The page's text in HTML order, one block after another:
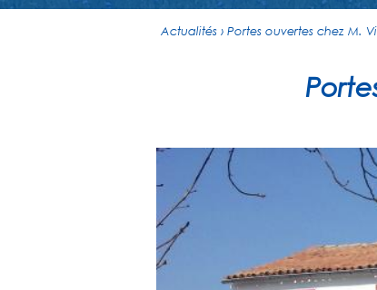
Actualités › Portes ouvertes chez M.